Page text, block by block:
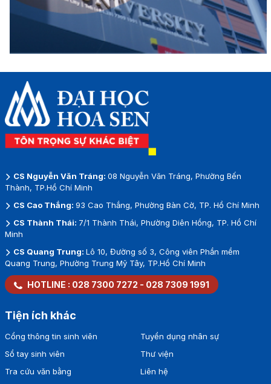
CS Nguyễn Văn Tráng: 08 Nguyễn Văn Tráng, Phường Bến
Thành, TP.Hồ Chí Minh
CS Cao Thắng: 93 Cao Thắng, Phường Bàn Cờ, TP. Hồ Chí Minh
CS Thành Thái: 7/1 Thành Thái, Phường Diên Hồng, TP. Hồ Chí
Minh
CS Quang Trung: Lô 10, Đường số 3, Công viên Phần mềm
Quang Trung, Phường Trung Mỹ Tây, TP.Hồ Chí Minh
HOTLINE : 028 7300 7272 - 028 7309 1991
Tiện ích khác
Cổng thông tin sinh viên
Sổ tay sinh viên
Tra cứu văn bằng
Tuyển dụng nhân sự
Thư viện
Liên hệ